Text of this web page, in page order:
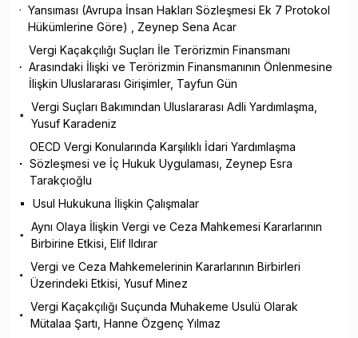
Yansıması (Avrupa İnsan Hakları Sözleşmesi Ek 7 Protokol
Hükümlerine Göre) , Zeynep Sena Acar
Vergi Kaçakçılığı Suçları İle Terörizmin Finansmanı
Arasındaki İlişki ve Terörizmin Finansmanının Önlenmesine
İlişkin Uluslararası Girişimler, Tayfun Gün
Vergi Suçları Bakımından Uluslararası Adli Yardımlaşma,
Yusuf Karadeniz
OECD Vergi Konularında Karşılıklı İdari Yardımlaşma
Sözleşmesi ve İç Hukuk Uygulaması, Zeynep Esra
Tarakçıoğlu
Usul Hukukuna İlişkin Çalışmalar
Aynı Olaya İlişkin Vergi ve Ceza Mahkemesi Kararlarının
Birbirine Etkisi, Elif Ildırar
Vergi ve Ceza Mahkemelerinin Kararlarının Birbirleri
Üzerindeki Etkisi, Yusuf Minez
Vergi Kaçakçılığı Suçunda Muhakeme Usulü Olarak
Mütalaa Şartı, Hanne Özgenç Yılmaz